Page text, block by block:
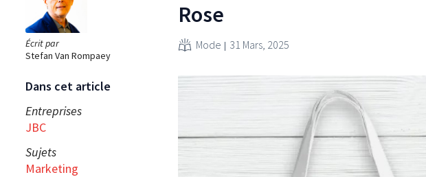
Écrit par
Stefan Van Rompaey
Dans cet article
Entreprises
JBC
Sujets
Marketing
Rose
Mode 31 Mars, 2025